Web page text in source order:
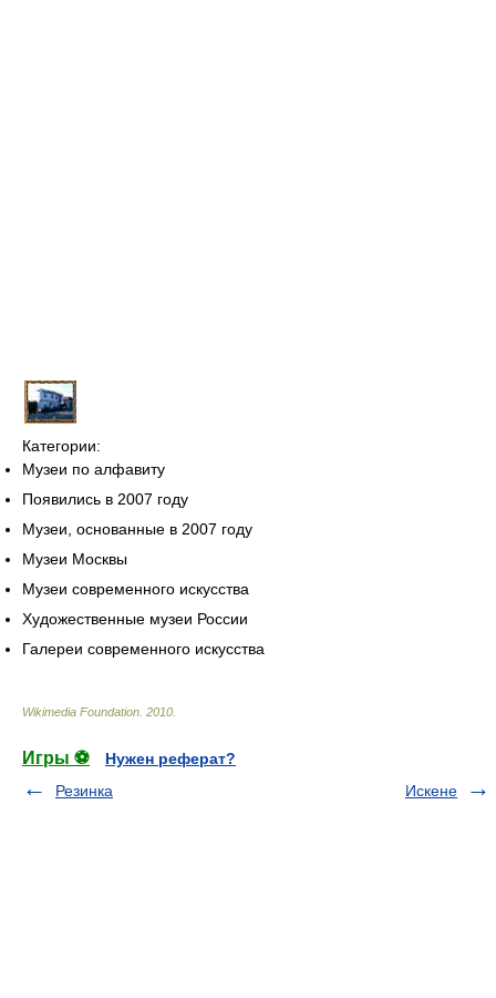
Категории:
Музеи по алфавиту
Появились в 2007 году
Музеи, основанные в 2007 году
Музеи Москвы
Музеи современного искусства
Художественные музеи России
Галереи современного искусства
Wikimedia Foundation 2010
Игры ⚽
Нужен реферат?
Резинка
Искене